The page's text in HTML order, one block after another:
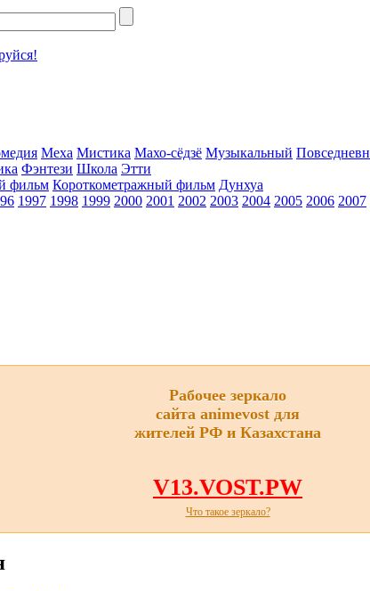
Меха Мистика Махо-сёдзё Музыкальный
Фэнтези Школа Этти
фильм Короткометражный фильм Дунхуа
1997 1998 1999 2000 2001 2002 2003 2004 2005 2006 2007
Рабочее зеркало
сайта animevost для
жителей РФ и Казахстана
V13.VOST.PW
Что такое зеркало?